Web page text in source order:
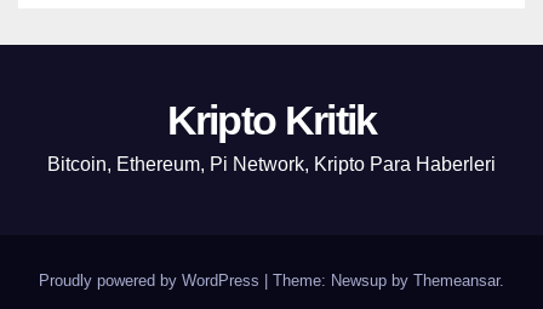
Kripto Kritik
Bitcoin, Ethereum, Pi Network, Kripto Para Haberleri
Proudly powered by WordPress | Theme: Newsup by Themeansar.